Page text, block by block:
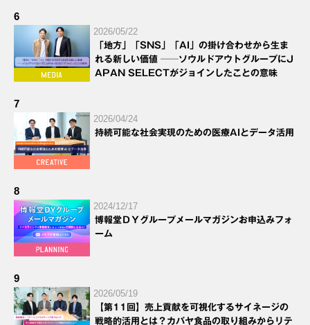
6
2026/05/22
「地方」「SNS」「AI」の掛け合わせから生ま
れる新しい価値 ──ソウルドアウトグループにJ
APAN SELECTがジョインしたことの意味
7
2026/04/24
持続可能な社会実現のための医療AIとデータ活用
8
2024/12/17
博報堂ＤＹグループメールマガジンお申込みフォ
ーム
9
2026/05/19
【第11回】売上貢献を可視化するサイネージの
戦略的活用とは？カバヤ食品の取り組みからリテ